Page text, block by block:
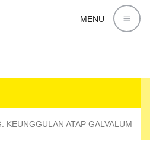
MENU
KEUNGGULAN ATAP GALVALUM